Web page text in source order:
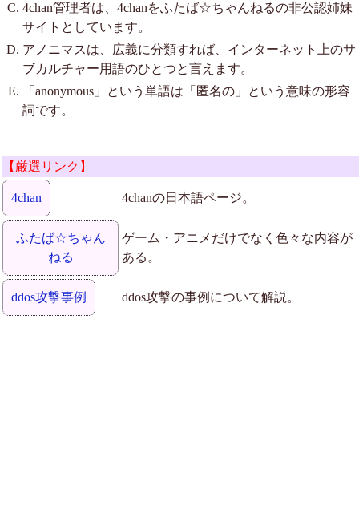
4chan管理者は、4chanをふたば☆ちゃんねるの非公認姉妹
サイトとしています。
アノニマスは、広義に分類すれば、インターネット上のサ
ブカルチャー用語のひとつと言えます。
「anonymous」という単語は「匿名の」という意味の形容
詞です。
【厳選リンク】
4chan 4chanの日本語ページ。
ふたば☆ちゃん
ねる
ゲーム・アニメだけでなく色々な内容が
ある。
ddos攻撃事例 ddos攻撃の事例について解説。